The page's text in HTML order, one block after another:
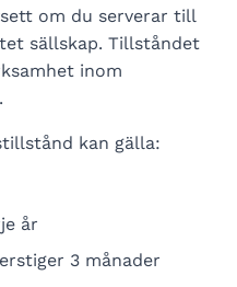
om du serverar till
sällskap. Tillståndet
inom
kan gälla:
år
3 månader